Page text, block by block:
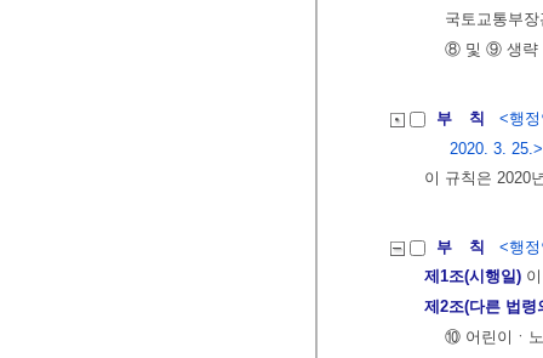
국토교통부
⑧ 및 ⑨ 생략
부 칙
<행
2020. 3. 25.>
이 규칙은 2020
부 칙
<행
제1조(시행일)
제2조(다른 법령
⑩ 어린이ㆍ